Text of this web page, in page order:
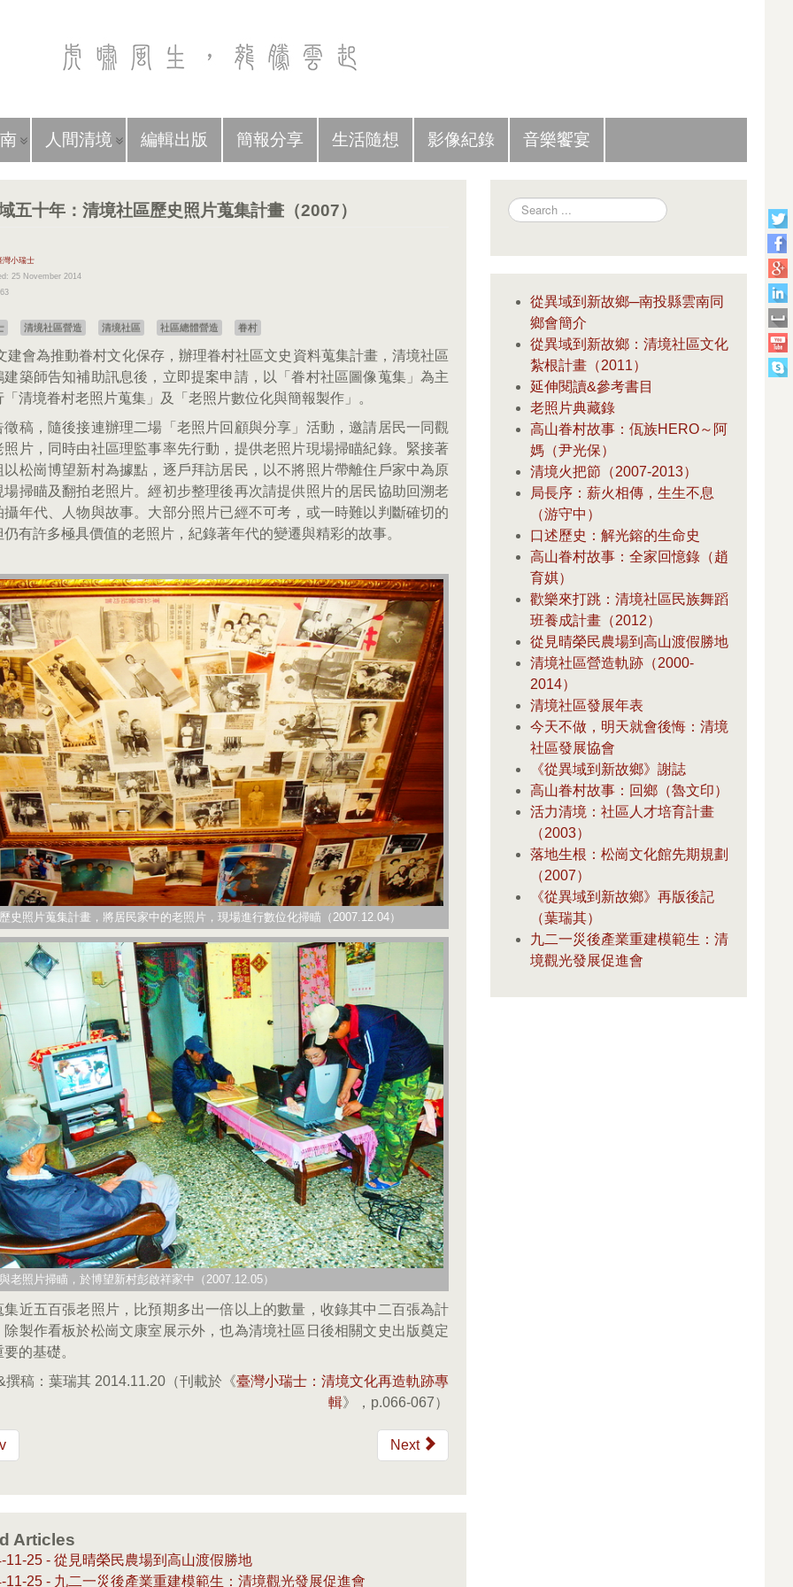
人間清境 編輯出版 簡報分享 生活隨想 影像紀錄 音樂饗宴
五十年：清境社區歷史照片蒐集計畫（2007）
灣小瑞士
25 November 2014
清境社區營造 清境社區 社區總體營造 眷村
建會為推動眷村文化保存，辦理眷村社區文史資料蒐集計畫，清境社區
建築師告知補助訊息後，立即提案申請，以「眷村社區圖像蒐集」為主
清境眷村老照片蒐集」及「老照片數位化與簡報製作」。
徵稿，隨後接連辦理二場「老照片回顧與分享」活動，邀請居民一同觀
照片，同時由社區理監事率先行動，提供老照片現場掃瞄紀錄。緊接著
以松崗博望新村為據點，逐戶拜訪居民，以不將照片帶離住戶家中為原
場掃瞄及翻拍老照片。經初步整理後再次請提供照片的居民協助回溯老
攝年代、人物與故事。大部分照片已經不可考，或一時難以判斷確切的
有許多極具價值的老照片，紀錄著年代的變遷與精彩的故事。
史照片蒐集計畫，將居民家中的老照片，現場進行數位化掃瞄（2007.12.04）
老照片掃瞄，於博望新村彭啟祥家中（2007.12.05）
集近五百張老照片，比預期多出一倍以上的數量，收錄其中二百張為計
除製作看板於松崗文康室展示外，也為清境社區日後相關文史出版奠定
的基礎。
撰稿：葉瑞其 2014.11.20（刊載於《臺灣小瑞士：清境文化再造軌跡專
輯》，p.066-067）
Next
Articles
11-25 - 從見晴榮民農場到高山渡假勝地
11-25 - 九二一災後產業重建模範生：清境觀光發展促進會
Search
從異域到新故鄉─南投縣雲南同
鄉會簡介
從異域到新故鄉：清境社區文化
紮根計畫（2011）
延伸閱讀&參考書目
老照片典藏錄
高山眷村故事：佤族HERO～阿
媽（尹光保）
清境火把節（2007-2013）
局長序：薪火相傳，生生不息
（游守中）
口述歷史：解光鎔的生命史
高山眷村故事：全家回憶錄（趙
育娸）
歡樂來打跳：清境社區民族舞蹈
班養成計畫（2012）
從見晴榮民農場到高山渡假勝地
清境社區營造軌跡（2000-
2014）
清境社區發展年表
今天不做，明天就會後悔：清境
社區發展協會
《從異域到新故鄉》謝誌
高山眷村故事：回鄉（魯文印）
活力清境：社區人才培育計畫
（2003）
落地生根：松崗文化館先期規劃
（2007）
《從異域到新故鄉》再版後記
（葉瑞其）
九二一災後產業重建模範生：清
境觀光發展促進會